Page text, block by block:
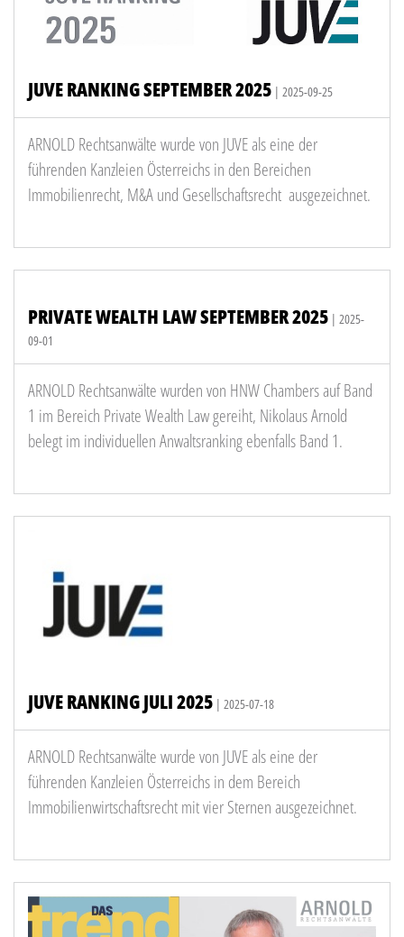
JUVE RANKING SEPTEMBER 2025 | 2025-09-25
ARNOLD Rechtsanwälte wurde von JUVE als eine der
führenden Kanzleien Österreichs in den Bereichen
Immobilienrecht, M&A und Gesellschaftsrecht ausgezeichnet.
PRIVATE WEALTH LAW SEPTEMBER 2025 | 2025-
09-01
ARNOLD Rechtsanwälte wurden von HNW Chambers auf Band
1 im Bereich Private Wealth Law gereiht, Nikolaus Arnold
belegt im individuellen Anwaltsranking ebenfalls Band 1.
JUVE RANKING JULI 2025 | 2025-07-18
ARNOLD Rechtsanwälte wurde von JUVE als eine der
führenden Kanzleien Österreichs in dem Bereich
Immobilienwirtschaftsrecht mit vier Sternen ausgezeichnet.